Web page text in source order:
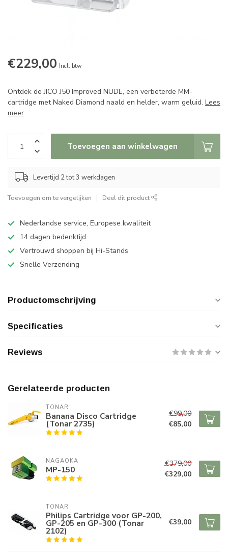
€229,00 Incl. btw
Ontdek de JICO J50 Improved NUDE, een verbeterde MM-
cartridge met Naked Diamond naald en helder, warm geluid. Lees
meer.
Toevoegen aan winkelwagen
Levertijd 2 tot 3 werkdagen
Toevoegen om te vergelijken Deel dit product
Nederlandse service, Europese kwaliteit
14 dagen bedenktijd
Vertrouwd shoppen bij Hi-Stands
Snelle Verzending
Productomschrijving
Specificaties
Reviews
Gerelateerde producten
TONAR
Banana Disco Cartridge
(Tonar 2735)
€99,00
€85,00
NAGAOKA
MP-150
€379,00
€329,00
TONAR
Philips Cartridge voor GP-200,
GP-205 en GP-300 (Tonar
2102)
€39,00